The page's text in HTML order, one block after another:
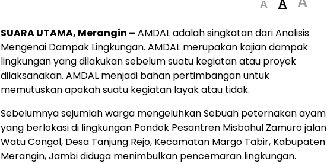
A A
SUARA UTAMA, Merangin – AMDAL adalah singkatan dari Analisis
Mengenai Dampak Lingkungan. AMDAL merupakan kajian dampak
lingkungan yang dilakukan sebelum suatu kegiatan atau proyek
dilaksanakan. AMDAL menjadi bahan pertimbangan untuk
memutuskan apakah suatu kegiatan layak atau tidak.
Sebelumnya sejumlah warga mengeluhkan Sebuah peternakan ayam
yang berlokasi di lingkungan Pondok Pesantren Misbahul Zamuro jalan
Watu Congol, Desa Tanjung Rejo, Kecamatan Margo Tabir, Kabupaten
Merangin, Jambi diduga menimbulkan pencemaran lingkungan.